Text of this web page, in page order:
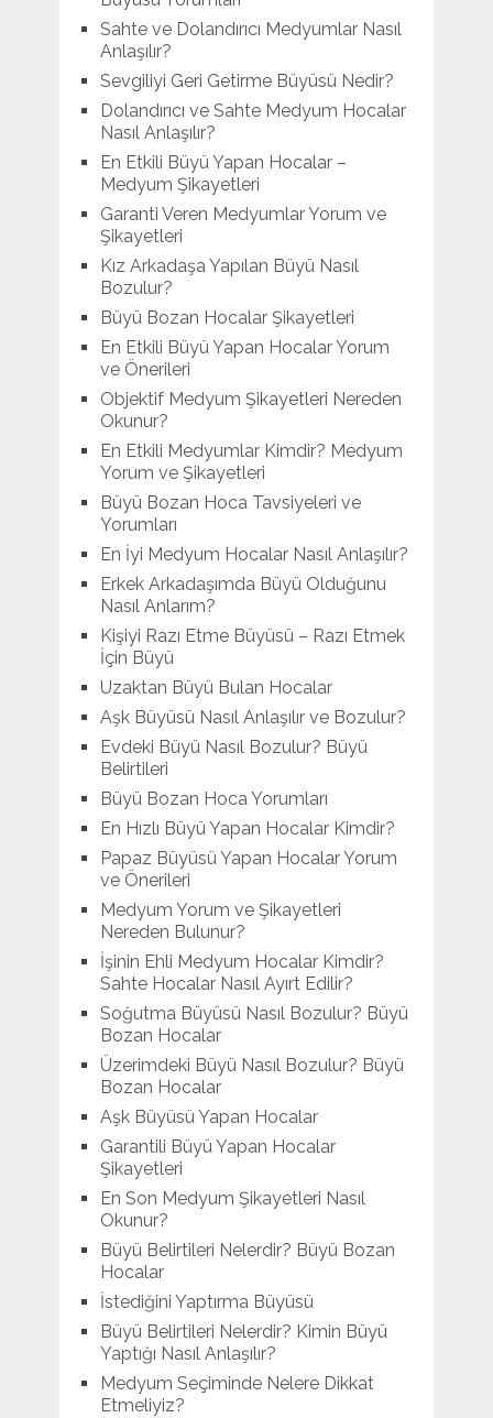
Sahte ve Dolandırıcı Medyumlar Nasıl
Anlaşılır?
Sevgiliyi Geri Getirme Büyüsü Nedir?
Dolandırıcı ve Sahte Medyum Hocalar
Nasıl Anlaşılır?
En Etkili Büyü Yapan Hocalar –
Medyum Şikayetleri
Garanti Veren Medyumlar Yorum ve
Şikayetleri
Kız Arkadaşa Yapılan Büyü Nasıl
Bozulur?
Büyü Bozan Hocalar Şikayetleri
En Etkili Büyü Yapan Hocalar Yorum
ve Önerileri
Objektif Medyum Şikayetleri Nereden
Okunur?
En Etkili Medyumlar Kimdir? Medyum
Yorum ve Şikayetleri
Büyü Bozan Hoca Tavsiyeleri ve
Yorumları
En İyi Medyum Hocalar Nasıl Anlaşılır?
Erkek Arkadaşımda Büyü Olduğunu
Nasıl Anlarım?
Kişiyi Razı Etme Büyüsü – Razı Etmek
İçin Büyü
Uzaktan Büyü Bulan Hocalar
Aşk Büyüsü Nasıl Anlaşılır ve Bozulur?
Evdeki Büyü Nasıl Bozulur? Büyü
Belirtileri
Büyü Bozan Hoca Yorumları
En Hızlı Büyü Yapan Hocalar Kimdir?
Papaz Büyüsü Yapan Hocalar Yorum
ve Önerileri
Medyum Yorum ve Şikayetleri
Nereden Bulunur?
İşinin Ehli Medyum Hocalar Kimdir?
Sahte Hocalar Nasıl Ayırt Edilir?
Soğutma Büyüsü Nasıl Bozulur? Büyü
Bozan Hocalar
Üzerimdeki Büyü Nasıl Bozulur? Büyü
Bozan Hocalar
Aşk Büyüsü Yapan Hocalar
Garantili Büyü Yapan Hocalar
Şikayetleri
En Son Medyum Şikayetleri Nasıl
Okunur?
Büyü Belirtileri Nelerdir? Büyü Bozan
Hocalar
İstediğini Yaptırma Büyüsü
Büyü Belirtileri Nelerdir? Kimin Büyü
Yaptığı Nasıl Anlaşılır?
Medyum Seçiminde Nelere Dikkat
Etmeliyiz?